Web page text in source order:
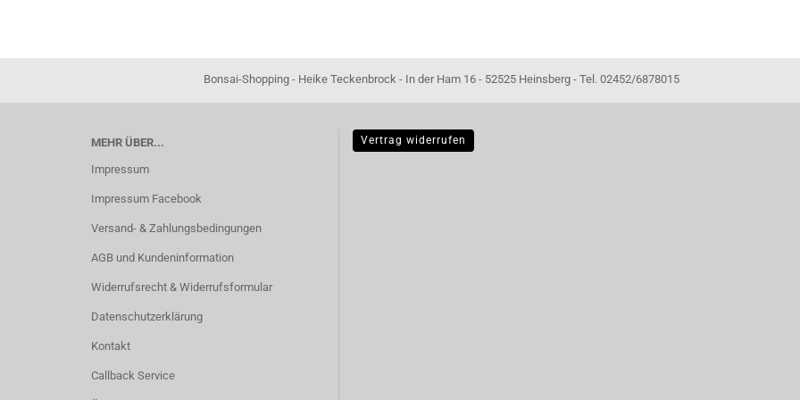
Bonsai-Shopping - Heike Teckenbrock - In der Ham 16 - 52525 Heinsberg - Tel. 02452/6878015
MEHR ÜBER...
Impressum
Impressum Facebook
Versand- & Zahlungsbedingungen
AGB und Kundeninformation
Widerrufsrecht & Widerrufsformular
Datenschutzerklärung
Kontakt
Callback Service
Vertrag widerrufen